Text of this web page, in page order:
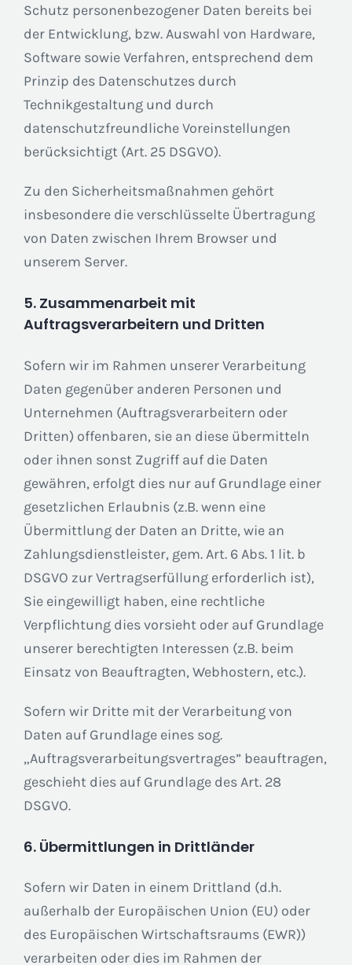
Schutz personenbezogener Daten bereits bei
der Entwicklung, bzw. Auswahl von Hardware,
Software sowie Verfahren, entsprechend dem
Prinzip des Datenschutzes durch
Technikgestaltung und durch
datenschutzfreundliche Voreinstellungen
berücksichtigt (Art. 25 DSGVO).
Zu den Sicherheitsmaßnahmen gehört
insbesondere die verschlüsselte Übertragung
von Daten zwischen Ihrem Browser und
unserem Server.
5. Zusammenarbeit mit
Auftragsverarbeitern und Dritten
Sofern wir im Rahmen unserer Verarbeitung
Daten gegenüber anderen Personen und
Unternehmen (Auftragsverarbeitern oder
Dritten) offenbaren, sie an diese übermitteln
oder ihnen sonst Zugriff auf die Daten
gewähren, erfolgt dies nur auf Grundlage einer
gesetzlichen Erlaubnis (z.B. wenn eine
Übermittlung der Daten an Dritte, wie an
Zahlungsdienstleister, gem. Art. 6 Abs. 1 lit. b
DSGVO zur Vertragserfüllung erforderlich ist),
Sie eingewilligt haben, eine rechtliche
Verpflichtung dies vorsieht oder auf Grundlage
unserer berechtigten Interessen (z.B. beim
Einsatz von Beauftragten, Webhostern, etc.).
Sofern wir Dritte mit der Verarbeitung von
Daten auf Grundlage eines sog.
„Auftragsverarbeitungsvertrages” beauftragen,
geschieht dies auf Grundlage des Art. 28
DSGVO.
6. Übermittlungen in Drittländer
Sofern wir Daten in einem Drittland (d.h.
außerhalb der Europäischen Union (EU) oder
des Europäischen Wirtschaftsraums (EWR))
verarbeiten oder dies im Rahmen der